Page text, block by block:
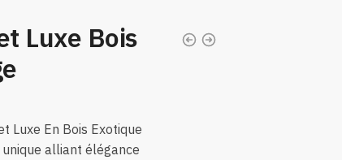
Luxe Bois
Luxe En Bois Exotique
alliant élégance